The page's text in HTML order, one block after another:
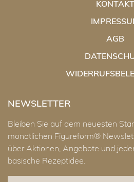
KONTAKT
AGB
NEWSLETTER
Bleiben Sie auf dem neuesten
monatlichen Figureform®
über Aktionen, Angebote und
basische Rezeptidee.